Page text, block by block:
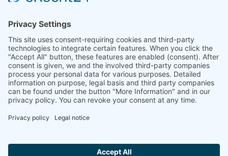
Linseis Thermal Analysis India Pvt Ltd.
Sector 23, Dwarka, 110077 New Delhi
+91-11-42883851
sales@linseis.in